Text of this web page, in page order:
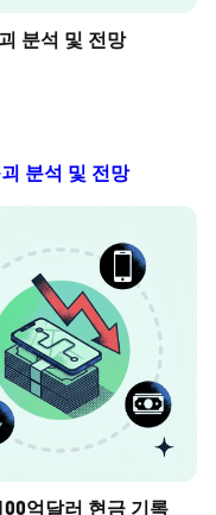
분석 및 전망
분석 및 전망
억달러 현금 기록